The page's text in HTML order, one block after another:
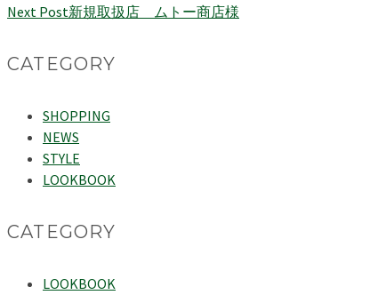
Next Post新規取扱店 ムトー商店様
CATEGORY
SHOPPING
NEWS
STYLE
LOOKBOOK
CATEGORY
LOOKBOOK